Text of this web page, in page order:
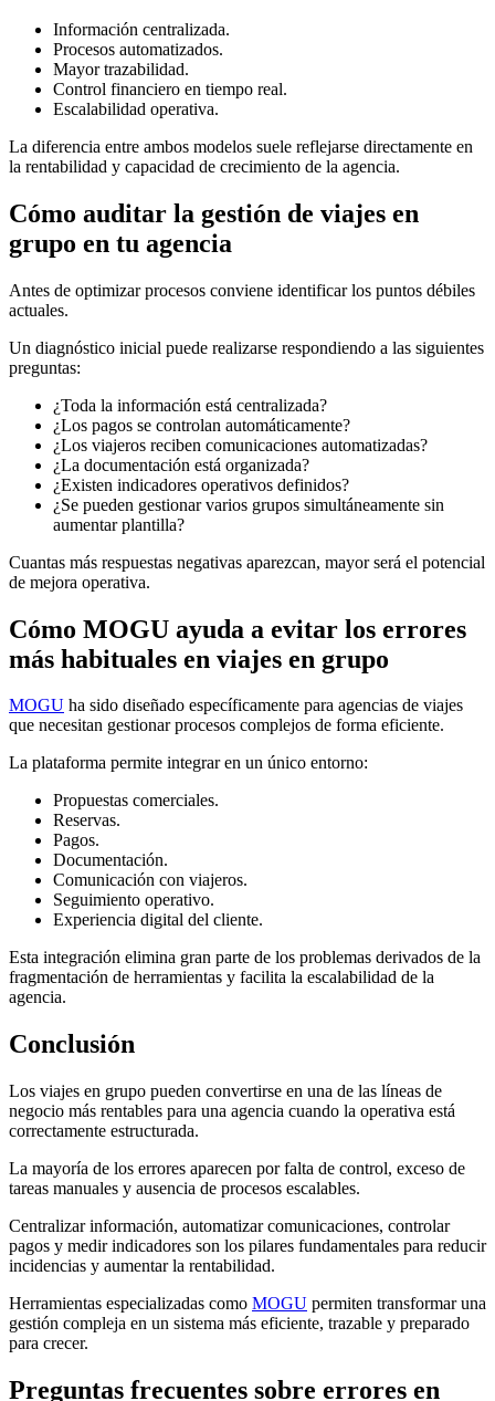
Información centralizada.
Procesos automatizados.
Mayor trazabilidad.
Control financiero en tiempo real.
Escalabilidad operativa.
La diferencia entre ambos modelos suele reflejarse directamente en
la rentabilidad y capacidad de crecimiento de la agencia.
Cómo auditar la gestión de viajes en
grupo en tu agencia
Antes de optimizar procesos conviene identificar los puntos débiles
actuales.
Un diagnóstico inicial puede realizarse respondiendo a las siguientes
preguntas:
¿Toda la información está centralizada?
¿Los pagos se controlan automáticamente?
¿Los viajeros reciben comunicaciones automatizadas?
¿La documentación está organizada?
¿Existen indicadores operativos definidos?
¿Se pueden gestionar varios grupos simultáneamente sin
aumentar plantilla?
Cuantas más respuestas negativas aparezcan, mayor será el potencial
de mejora operativa.
Cómo MOGU ayuda a evitar los errores
más habituales en viajes en grupo
MOGU ha sido diseñado específicamente para agencias de viajes
que necesitan gestionar procesos complejos de forma eficiente.
La plataforma permite integrar en un único entorno:
Propuestas comerciales.
Reservas.
Pagos.
Documentación.
Comunicación con viajeros.
Seguimiento operativo.
Experiencia digital del cliente.
Esta integración elimina gran parte de los problemas derivados de la
fragmentación de herramientas y facilita la escalabilidad de la
agencia.
Conclusión
Los viajes en grupo pueden convertirse en una de las líneas de
negocio más rentables para una agencia cuando la operativa está
correctamente estructurada.
La mayoría de los errores aparecen por falta de control, exceso de
tareas manuales y ausencia de procesos escalables.
Centralizar información, automatizar comunicaciones, controlar
pagos y medir indicadores son los pilares fundamentales para reducir
incidencias y aumentar la rentabilidad.
Herramientas especializadas como MOGU permiten transformar una
gestión compleja en un sistema más eficiente, trazable y preparado
para crecer.
Preguntas frecuentes sobre errores en